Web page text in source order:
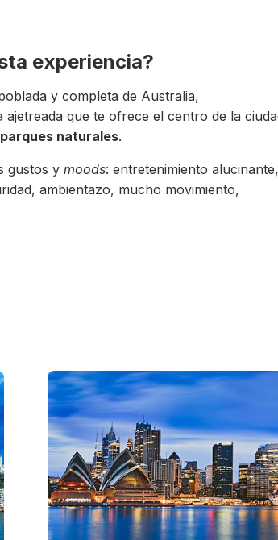
experiencia?
y completa de Australia,
ajetreada que te ofrece el centro de la
naturales.
gustos y moods: entretenimiento alucinante,
ambientazo, mucho movimiento,